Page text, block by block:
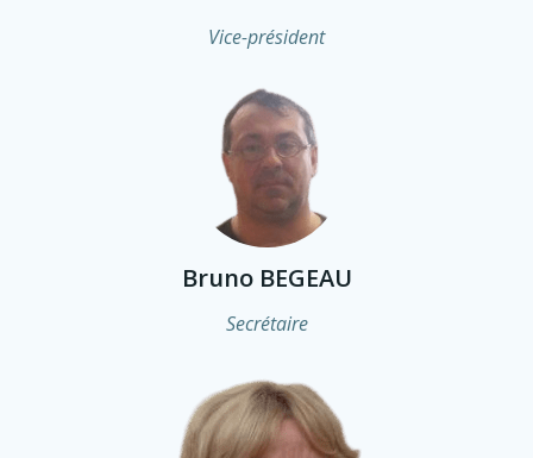
Vice-président
Bruno BEGEAU
Secrétaire